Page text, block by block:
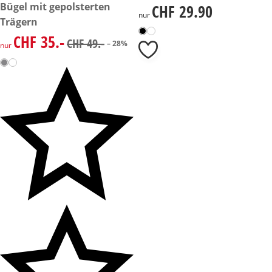
Bügel mit gepolsterten
Trägern
reduzierter Preis CHF 35.-, vorheriger Preis: CHF 49.-
nur CHF 35.-CHF 49.- – 28%
CHF 29.90
nur CHF 29.90